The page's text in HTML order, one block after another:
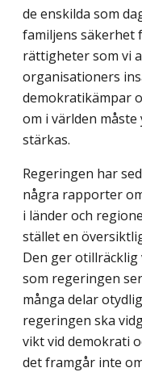
de enskilda som
familjens säkerhet
rättigheter som vi
organisationers
demokratikämpar
om i världen
stärkas.
Regeringen har
några rapporter
i länder och
stället en
Den ger
som regeringen
många delar
regeringen ska
vikt vid demokrati
det framgår inte